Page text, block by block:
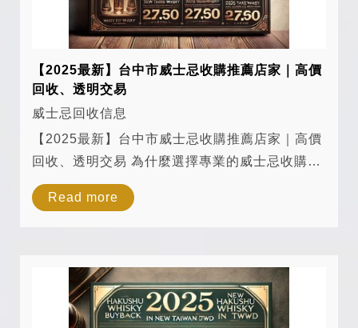
【2025最新】台中市威士忌收購推薦店家｜高價
回收、透明交易
威士忌回收信息
【2025最新】台中市威士忌收購推薦店家｜高價
回收、透明交易 為什麼選擇專業的威士忌收購推
薦店？ 當您在台中市尋找威士忌收購服務時，選
擇一家專業且誠信的威士忌收購店至關重要。無
Read more